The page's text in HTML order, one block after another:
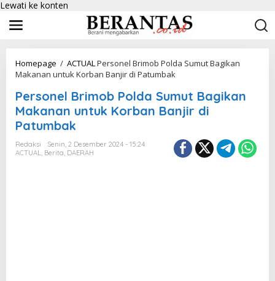
Lewati ke konten
Homepage / ACTUALPersonel Brimob Polda Sumut Bagikan
Makanan untuk Korban Banjir di Patumbak
Personel Brimob Polda Sumut Bagikan
Makanan untuk Korban Banjir di
Patumbak
Redaksi
Senin, 2 Desember 2024 - 15:24
ACTUAL, Berita, DAERAH